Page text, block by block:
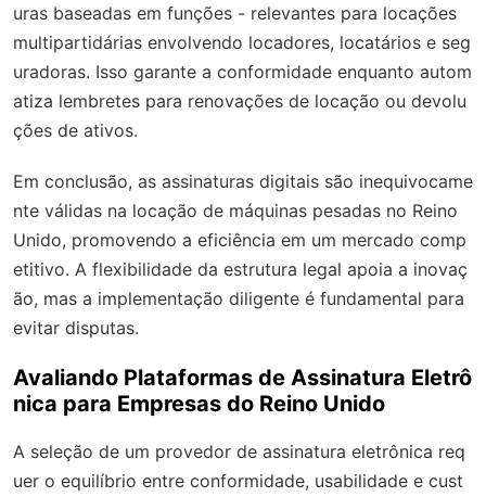
uras baseadas em funções - relevantes para locações
multipartidárias envolvendo locadores, locatários e seg
uradoras. Isso garante a conformidade enquanto autom
atiza lembretes para renovações de locação ou devolu
ções de ativos.
Em conclusão, as assinaturas digitais são inequivocame
nte válidas na locação de máquinas pesadas no Reino
Unido, promovendo a eficiência em um mercado comp
etitivo. A flexibilidade da estrutura legal apoia a inovaç
ão, mas a implementação diligente é fundamental para
evitar disputas.
Avaliando Plataformas de Assinatura Eletrô
nica para Empresas do Reino Unido
A seleção de um provedor de assinatura eletrônica req
uer o equilíbrio entre conformidade, usabilidade e cust